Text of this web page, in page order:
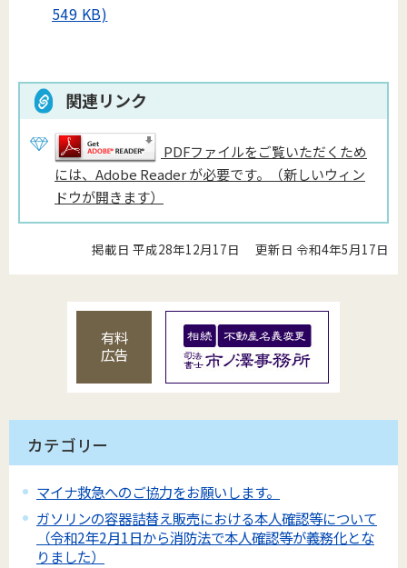
549 KB)
関連リンク
PDFファイルをご覧いただくため
には、Adobe Reader が必要です。（新しいウィン
ドウが開きます）
掲載日 平成28年12月17日 更新日 令和4年5月17日
有料
広告
カテゴリー
マイナ救急へのご協力をお願いします。
ガソリンの容器詰替え販売における本人確認等について
（令和2年2月1日から消防法で本人確認等が義務化とな
りました）